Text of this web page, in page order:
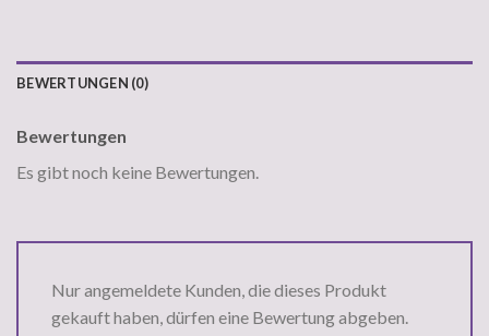
BEWERTUNGEN (0)
Bewertungen
Es gibt noch keine Bewertungen.
Nur angemeldete Kunden, die dieses Produkt
gekauft haben, dürfen eine Bewertung abgeben.